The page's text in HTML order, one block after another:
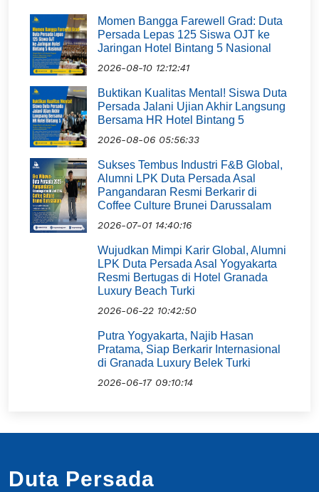
Momen Bangga Farewell Grad: Duta
Persada Lepas 125 Siswa OJT ke
Jaringan Hotel Bintang 5 Nasional
2026-08-10 12:12:41
Buktikan Kualitas Mental! Siswa Duta
Persada Jalani Ujian Akhir Langsung
Bersama HR Hotel Bintang 5
2026-08-06 05:56:33
Sukses Tembus Industri F&B Global,
Alumni LPK Duta Persada Asal
Pangandaran Resmi Berkarir di
Coffee Culture Brunei Darussalam
2026-07-01 14:40:16
Wujudkan Mimpi Karir Global, Alumni
LPK Duta Persada Asal Yogyakarta
Resmi Bertugas di Hotel Granada
Luxury Beach Turki
2026-06-22 10:42:50
Putra Yogyakarta, Najib Hasan
Pratama, Siap Berkarir Internasional
di Granada Luxury Belek Turki
2026-06-17 09:10:14
Duta Persada